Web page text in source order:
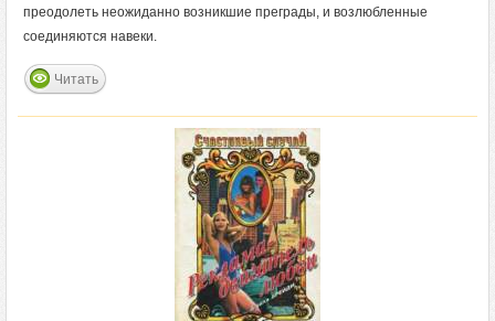
преодолеть неожиданно возникшие преграды, и возлюбленные
соединяются навеки.
Читать